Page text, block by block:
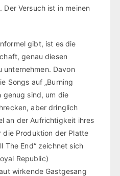
Versuch ist in meinen
gibt, ist es die
genau diesen
unternehmen. Davon
Songs auf „Burning
genug sind, um die
aber dringlich
an der Aufrichtigkeit ihres
die Produktion der Platte
The End“ zeichnet sich
Republic)
wirkende Gastgesang